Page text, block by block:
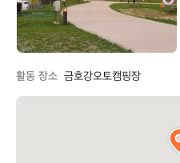
활동 장소 금호강오토캠핑장